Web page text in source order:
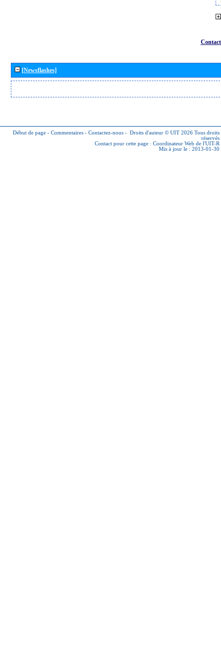
[Newsflashes]
Début de page - Commentaires - Contactez-nous - Droits d'auteur © UIT 2026 Tous droits
réservés
Contact pour cette page : Coordinateur Web de l'UIT-R
Mis à jour le : 2013-01-30